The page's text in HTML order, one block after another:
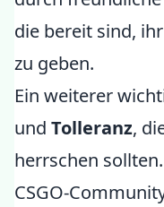
die bereit sind,
zu geben.
Ein weiterer
und Tolleranz,
herrschen
CSGO-